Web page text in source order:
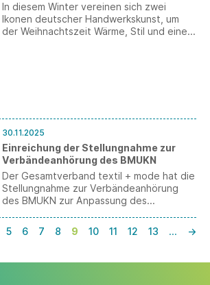
In diesem Winter vereinen sich zwei
Ikonen deutscher Handwerkskunst, um
der Weihnachtszeit Wärme, Stil und eine
unverkennbar mit dem Markenzeichen
„Knopf im Ohr“.
30.11.2025
Einreichung der Stellungnahme zur
Verbändeanhörung des BMUKN
Der Gesamtverband textil + mode hat die
Stellungnahme zur Verbändeanhörung
des BMUKN zur Anpassung des
Verpackungsverordnung (EU) 2024/40 am
1. Dezember 2025 eingereicht.
5 6 7 8 9 10 11 12 13 … →